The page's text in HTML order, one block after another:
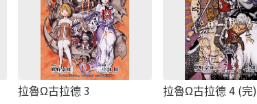
拉魯Ω古拉德 3 拉魯Ω古拉德 4 (完)